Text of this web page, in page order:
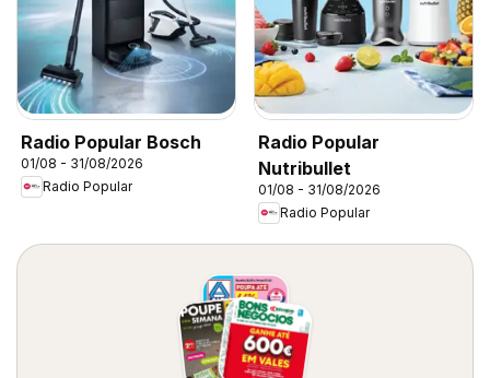
Radio Popular Bosch
01/08 - 31/08/2026
Radio Popular
Radio Popular
Nutribullet
01/08 - 31/08/2026
Radio Popular